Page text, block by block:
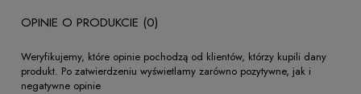
OPINIE O PRODUKCIE (0)
Weryfikujemy, które opinie pochodzą od klientów, którzy kupili dany
produkt. Po zatwierdzeniu wyświetlamy zarówno pozytywne, jak i
negatywne opinie